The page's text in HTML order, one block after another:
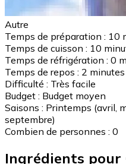
Autre
Temps de préparation : 10
Temps de cuisson : 10
Temps de réfrigération : 0
Temps de repos : 2 minutes
Difficulté : Très facile
Budget : Budget moyen
Saisons : Printemps (avril,
septembre)
Combien de personnes : 0
Ingrédients pour